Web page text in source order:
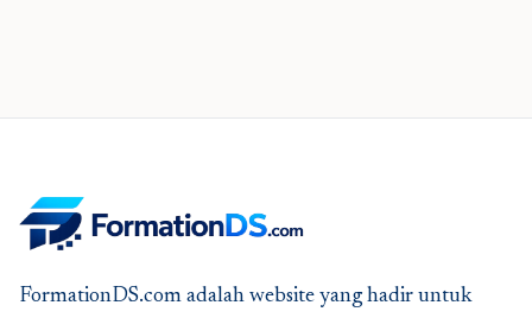
FormationDS.com adalah website yang hadir untuk